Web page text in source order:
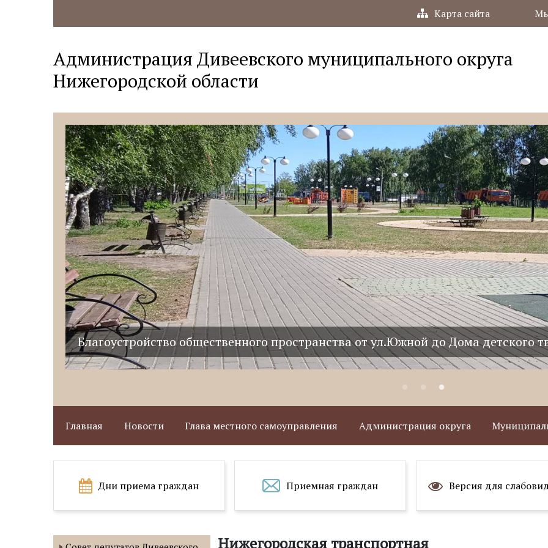
Карта сайта
Администрация Дивеевского муниципального округа
Нижегородской области
Благоустройство общественного пространства от ул.Южной до Дома детского
Главная Новости Глава местного самоуправления Администрация округа
Дни приема граждан Приемная граждан Версия для
Нижегородская транспортная